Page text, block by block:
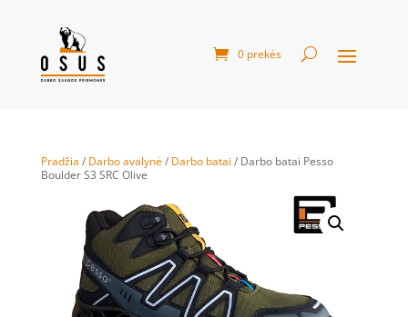
0 prekės
Pradžia / Darbo avalynė/ Darbo batai / Darbo batai Pesso
Boulder S3 SRC Olive